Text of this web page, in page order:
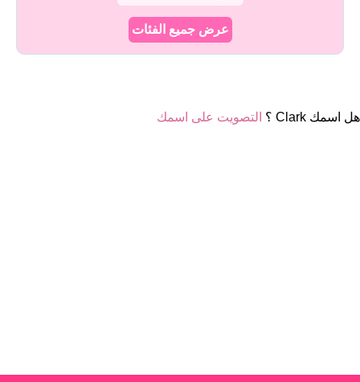
عرض جميع الفئات
هل اسمك Clark ؟ التصويت على اسمك